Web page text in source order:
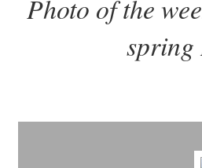
Photo of the
spring